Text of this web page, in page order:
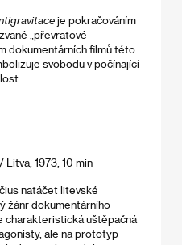
je pokračováním
„převratové
dokumentárních filmů této
svobodu v počínající
1973, 10 min
natáčet litevské
žánr dokumentárního
uštěpačná
ale na prototyp